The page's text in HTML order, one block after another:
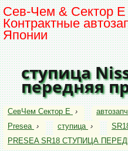
Сев-Чем & Сектор Е
Контрактные
Японии
ступица
передняя
СевЧем Сектор Е ›
Presea › ступица ›
PRESEA SR18 СТУПИЦА